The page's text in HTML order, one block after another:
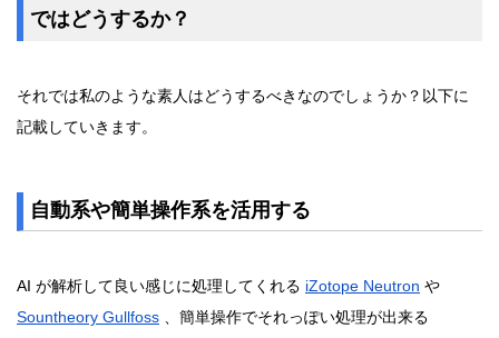
ではどうするか？
それでは私のような素人はどうするべきなのでしょうか？以下に
記載していきます。
自動系や簡単操作系を活用する
AI が解析して良い感じに処理してくれる iZotope Neutron や
Sountheory Gullfoss 、簡単操作でそれっぽい処理が出来る